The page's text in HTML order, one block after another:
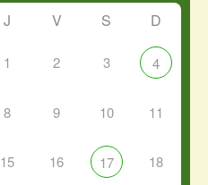
J V S D
1 2 3 4
8 9 10 11
15 16 17 18